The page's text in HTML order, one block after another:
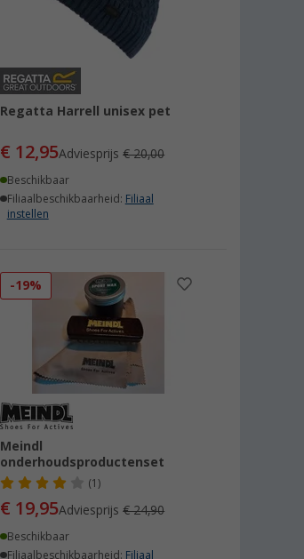
Regatta Harrell unisex pet
€ 12,95Adviesprijs€ 20,00
Beschikbaar
Filiaalbeschikbaarheid: Filiaal
instellen
-19%
Meindl
onderhoudsproductenset
(1)
€ 19,95Adviesprijs€ 24,90
Beschikbaar
Filiaalbeschikbaarheid: Filiaal